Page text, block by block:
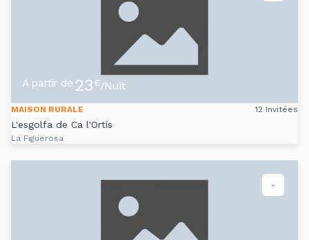
A partir de 23€/Nuit
MAISON RURALE 12 Invitées
L'esgolfa de Ca l'Ortís
La Figuerosa
-